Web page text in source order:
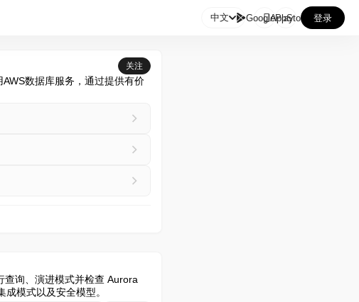
中文 GooglePlay
AppStore 登录
关注
数据库服务，通过提供有价
查询、演进模式并检查 Aurora
模式以及安全模型。